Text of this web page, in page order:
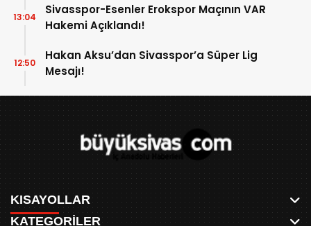
Sivasspor-Esenler Erokspor Maçının VAR
Hakemi Açıklandı!
13:04
Hakan Aksu’dan Sivasspor’a Süper Lig
Mesajı!
12:50
KISAYOLLAR
KATEGORİLER